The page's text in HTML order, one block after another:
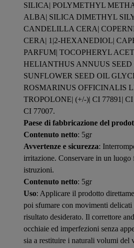
SILICA| POLYMETHYL
ALBA| SILICA DIMETHYL
CANDELILLA CERA|
CERA| 1|2-HEXANEDIOL|
PARFUM| TOCOPHERYL
HELIANTHUS ANNUUS SEED
SUNFLOWER SEED OIL
ROSMARINUS OFFICINALIS
TROPOLONE| (+/-)| CI 77891| CI
CI 77007.
Paese di fabbricazione del
Contenuto netto: 5gr
Avvertenze e sicurezza:
irritazione. Conservare in un luogo
istruzioni.
Contenuto netto: 5gr
Uso: Applicare il prodotto
poi sfumare con movimenti
risultato desiderato. Il correttore
occhiaie ed imperfezioni senza
sia a restituire i naturali volumi del